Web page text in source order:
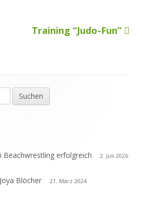
Nächster
Training “Judo-Fun”
Beachwrestling erfolgreich 2. Juli 2026
Blöcher 21. März 2024